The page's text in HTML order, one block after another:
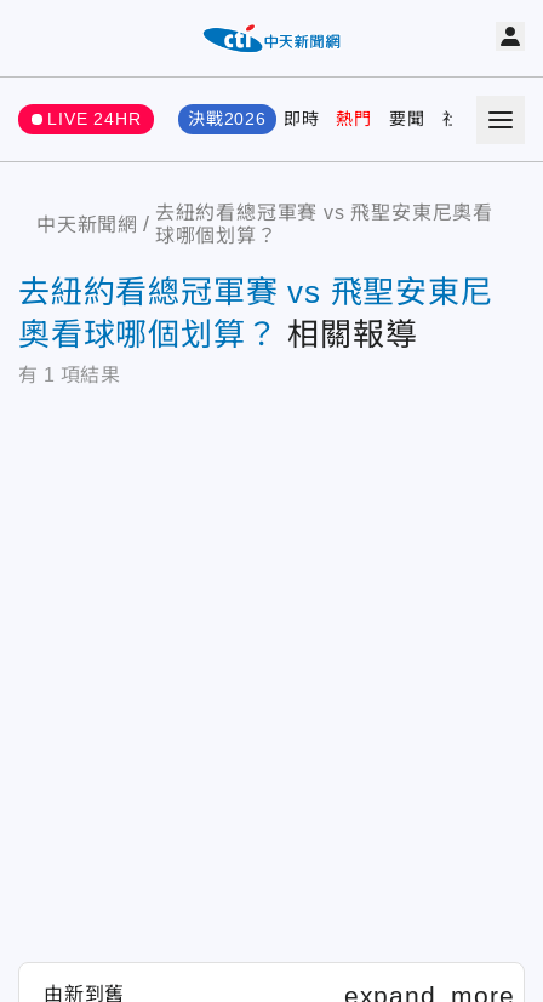
LIVE 24HR 決戰2026 即時 熱門 要聞 社會 娛樂
中天新聞網
去紐約看總冠軍賽 vs 飛聖安東尼奧看
球哪個划算？
去紐約看總冠軍賽 vs 飛聖安東尼
奧看球哪個划算？ 相關報導
有 1 項結果